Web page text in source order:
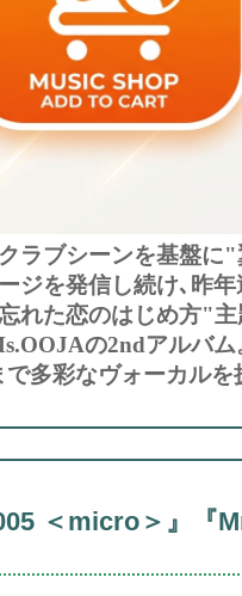
ラブシーンを基盤に
ジを発信し続け､昨
れた恋のはじめ方"
の2ndアルバ
で多彩なヴォーカル
＜micro＞』『